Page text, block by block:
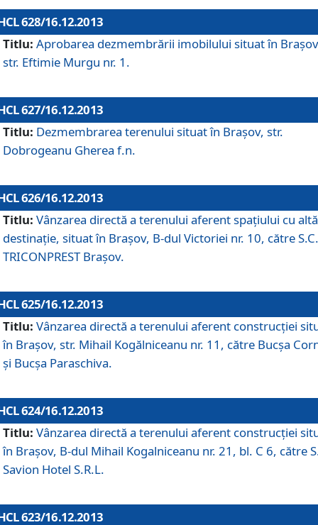
628/16.12.2013
Titlu: Aprobarea dezmembrării imobilului situat în
str. Eftimie Murgu nr. 1.
627/16.12.2013
Titlu: Dezmembrarea terenului situat în Braşov, str.
Dobrogeanu Gherea f.n.
626/16.12.2013
Titlu: Vânzarea directă a terenului aferent spaţiului cu altă
destinaţie, situat în Braşov, B-dul Victoriei nr. 10, către S.C.
TRICONPREST Braşov.
625/16.12.2013
Titlu: Vânzarea directă a terenului aferent construcţiei
în Braşov, str. Mihail Kogălniceanu nr. 11, către Bucşa
şi Bucşa Paraschiva.
624/16.12.2013
Titlu: Vânzarea directă a terenului aferent construcţiei
în Braşov, B-dul Mihail Kogalniceanu nr. 21, bl. C 6, către
Savion Hotel S.R.L.
623/16.12.2013